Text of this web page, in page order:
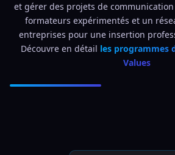
et gérer des projets de
formateurs expérimentés et un
entreprises pour une insertion
Découvre en détail les programmes
Values